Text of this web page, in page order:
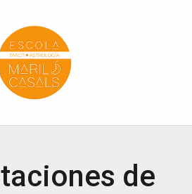
de